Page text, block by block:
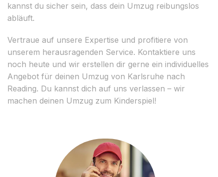
kannst du sicher sein, dass dein Umzug reibungslos
abläuft.
Vertraue auf unsere Expertise und profitiere von
unserem herausragenden Service. Kontaktiere uns
noch heute und wir erstellen dir gerne ein individuelles
Angebot für deinen Umzug von Karlsruhe nach
Reading. Du kannst dich auf uns verlassen – wir
machen deinen Umzug zum Kinderspiel!